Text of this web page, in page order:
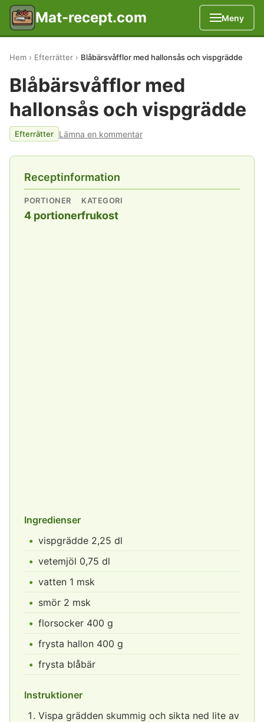
Mat-recept.com Meny
Hem Efterrätter Blåbärsvåfflor med hallonsås och vispgrädde
Blåbärsvåfflor med
hallonsås och vispgrädde
Efterrätter Lämna en kommentar
Receptinformation
PORTIONER
4 portioner
KATEGORI
frukost
Ingredienser
vispgrädde 2,25 dl
vetemjöl 0,75 dl
vatten 1 msk
smör 2 msk
florsocker 400 g
frysta hallon 400 g
frysta blåbär
Instruktioner
Vispa grädden skummig och sikta ned lite av